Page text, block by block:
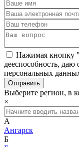
Нажимая кнопку
дееспособность, даю
персональных
Выберите регион, в
×
А
Ангарск
Б